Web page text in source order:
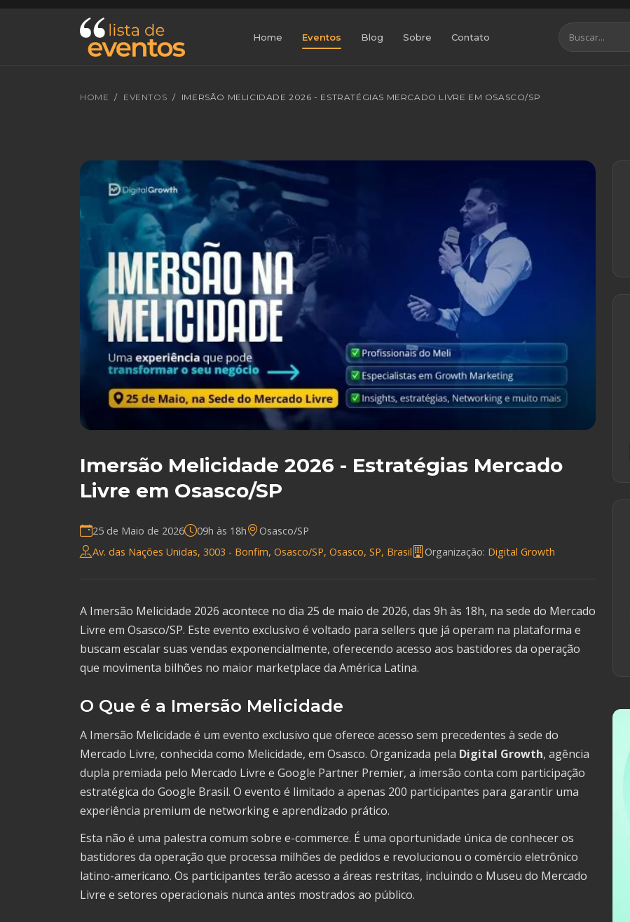
Home Eventos Blog Sobre Contato
HOME EVENTOS IMERSÃO MELICIDADE 2026 - ESTRATÉGIAS MERCADO LIVRE EM OSASCO/SP
Imersão Melicidade 2026 - Estratégias Mercado
Livre em Osasco/SP
25 de Maio de 2026 09h às 18h
Osasco/SP
Av. das Nações Unidas, 3003 - Bonfim, Osasco/SP, Osasco, SP, Brasil
Organização: Digital Growth
A Imersão Melicidade 2026 acontece no dia 25 de maio de 2026, das 9h às 18h, na sede do Mercado
Livre em Osasco/SP. Este evento exclusivo é voltado para sellers que já operam na plataforma e
buscam escalar suas vendas exponencialmente, oferecendo acesso aos bastidores da operação
que movimenta bilhões no maior marketplace da América Latina.
O Que é a Imersão Melicidade
A Imersão Melicidade é um evento exclusivo que oferece acesso sem precedentes à sede do
Mercado Livre, conhecida como Melicidade, em Osasco. Organizada pela Digital Growth, agência
dupla premiada pelo Mercado Livre e Google Partner Premier, a imersão conta com participação
estratégica do Google Brasil. O evento é limitado a apenas 200 participantes para garantir uma
experiência premium de networking e aprendizado prático.
Esta não é uma palestra comum sobre e-commerce. É uma oportunidade única de conhecer os
bastidores da operação que processa milhões de pedidos e revolucionou o comércio eletrônico
latino-americano. Os participantes terão acesso a áreas restritas, incluindo o Museu do Mercado
Livre e setores operacionais nunca antes mostrados ao público.